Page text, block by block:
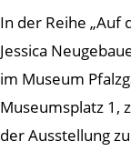
In der Reihe „Auf
Jessica
im Museum
Museumsplatz 1,
der Ausstellung